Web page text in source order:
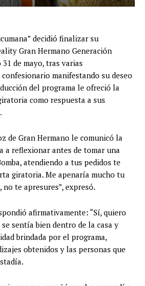
decidió finalizar su
Gran Hermano Generación
de mayo, tras varias
manifestando su deseo
del programa le ofreció la
como respuesta a sus
de Gran Hermano le comunicó la
a reflexionar antes de tomar una
atendiendo a tus pedidos te
giratoria. Me apenaría mucho tu
te apresures”, expresó.
afirmativamente: “Sí, quiero
sentía bien dentro de la casa y
brindada por el programa,
obtenidos y las personas que